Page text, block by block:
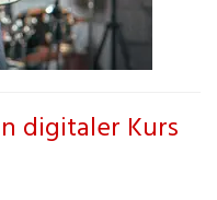
digitaler Kurs